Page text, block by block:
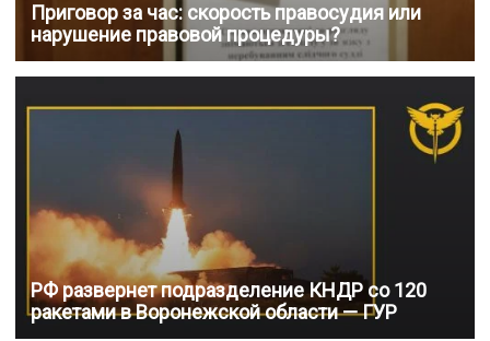
Приговор за час: скорость правосудия или
нарушение правовой процедуры?
РФ развернет подразделение КНДР со 120
ракетами в Воронежской области — ГУР